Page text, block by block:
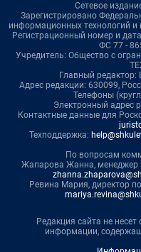
Сетевое
Зарегистрировано
информационных технологий
Регистрационный номер и
ФС 77 -
Учредитель: Общество с
Главный редактор:
Адрес редакции: 630099,
Телефоны
Электронный адрес
Контактные данные для
Техподдержка:
По вопросам
Жапарова Жанна, менеджер
Ревина Мария, директор
Редакция сайта не несет
информации,